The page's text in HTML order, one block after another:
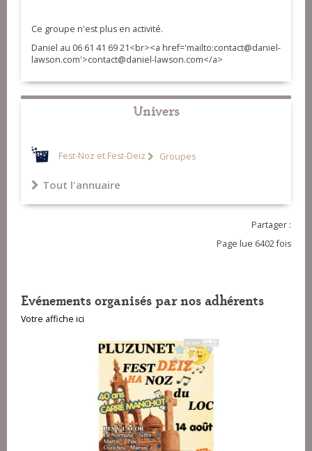
Ce groupe n'est plus en activité.
Daniel au 06 61 41 69 21<br><a href='mailto:contact@daniel-
lawson.com'>contact@daniel-lawson.com</a>
Univers
Fest-Noz et Fest-Deiz Groupes
Tout l'annuaire
Partager :
Page lue 6402 fois
Evénements organisés par nos adhérents
Votre affiche ici